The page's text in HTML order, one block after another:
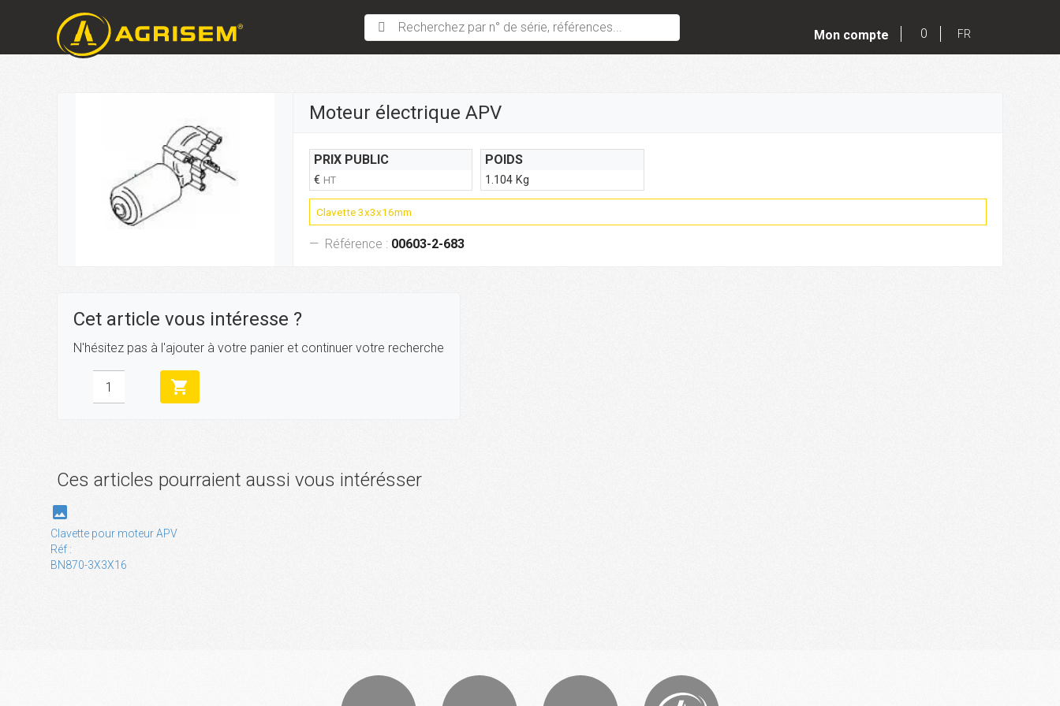
Recherchez par n° de série, références...
Mon compte 0 FR
Moteur électrique APV
PRIX PUBLIC
€ HT
POIDS
1.104 Kg
Clavette 3x3x16mm
Référence : 00603-2-683
Cet article vous intéresse ?
N'hésitez pas à l'ajouter à votre panier et continuer votre recherche
shopping_cart
Ces articles pourraient aussi vous intérésser
photo
Clavette pour moteur APV
Réf :
BN870-3X3X16